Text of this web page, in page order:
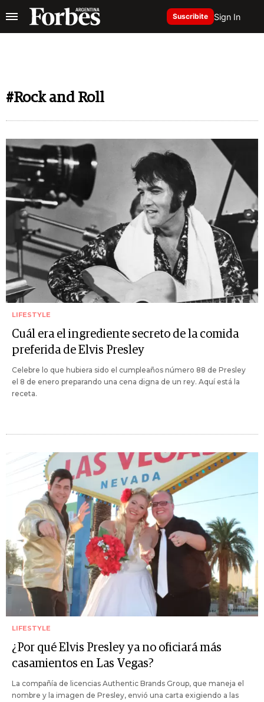
Suscribite Sign In
#Rock and Roll
LIFESTYLE
Cuál era el ingrediente secreto de la comida
preferida de Elvis Presley
Celebre lo que hubiera sido el cumpleaños número 88 de Presley
el 8 de enero preparando una cena digna de un rey. Aquí está la
receta.
LIFESTYLE
¿Por qué Elvis Presley ya no oficiará más
casamientos en Las Vegas?
La compañía de licencias Authentic Brands Group, que maneja el
nombre y la imagen de Presley, envió una carta exigiendo a las